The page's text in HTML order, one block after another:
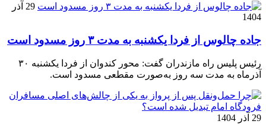
29 آذر
1404
جاده چالوس از فردا یکشنبه به مدت ۳ روز مسدود است
رئیس پلیس راه مازندران گفت: محور کندوان از فردا یکشنبه ۳۰
آذرماه به مدت سه روز به‌صورت مقطعی مسدود است.
29 آذر 1404